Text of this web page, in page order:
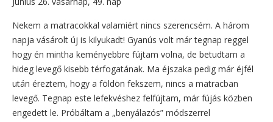
Nekem a matracokkal valamiért nincs szerencsém. A három
napja vásárolt új is kilyukadt! Gyanús volt már tegnap reggel
hogy én mintha keményebbre fújtam volna, de betudtam a
hideg levegő kisebb térfogatának. Ma éjszaka pedig már éjfél
után éreztem, hogy a földön fekszem, nincs a matracban
levegő. Tegnap este lefekvéshez felfújtam, már fújás közben
engedett le. Próbáltam a „benyálazós” módszerrel